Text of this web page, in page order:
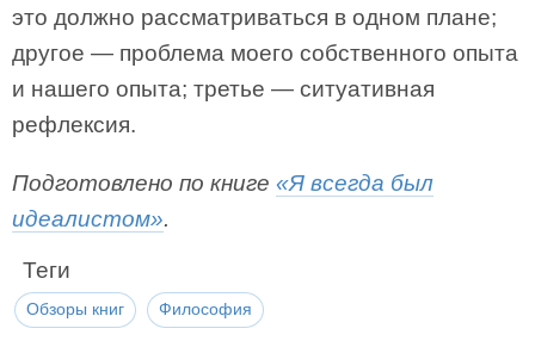
это должно рассматриваться в одном плане;
другое — проблема моего собственного опыта
и нашего опыта; третье — ситуативная
рефлексия.
Подготовлено по книге «Я всегда был
идеалистом».
Теги
Обзоры книг Философия